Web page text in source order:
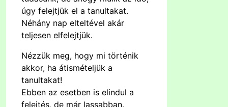
úgy felejtjük el a tanultakat.
Néhány nap elteltével akár
teljesen elfelejtjük.
Nézzük meg, hogy mi történik
akkor, ha átismételjük a
tanultakat!
Ebben az esetben is elindul a
felejtés, de már lassabban.